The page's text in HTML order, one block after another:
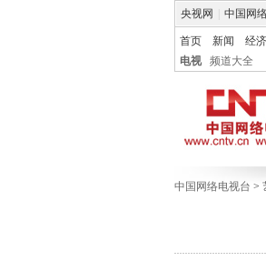
央视网 中国网
首页 新闻 经济
电视
频道大全
中国网络电视台 >